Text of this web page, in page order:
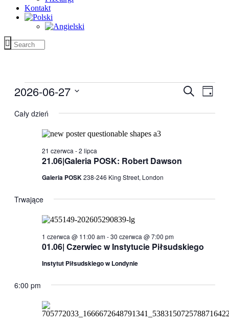
Kontakt
Wydarzenia
for
27
czerwca,
po
widokach
Szukaj
Dzień
2026-06-27
datę.
Cały dzień
21.06|Galeria POSK: Robert Dawson
21 czerwca -2 lipca
Galeria POSK238-246 King Street, London
Trwające
01.06| Czerwiec w Instytucie Piłsudskiego
1 czerwca @ 11:00 am-30 czerwca @ 7:00 pm
Instytut Piłsudskiego w Londynie
6:00 pm